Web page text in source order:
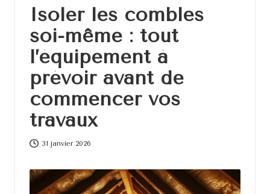
u
r
l
a
d
e
c
Isoler les combles
soi-même : tout
l’équipement à
prévoir avant de
commencer vos
travaux
31 janvier 2026